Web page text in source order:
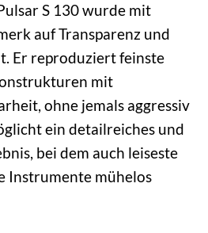
S 130 wurde mit
auf Transparenz und
Er reproduziert feinste
mit
ohne jemals aggressiv
ein detailreiches und
bei dem auch leiseste
Instrumente mühelos